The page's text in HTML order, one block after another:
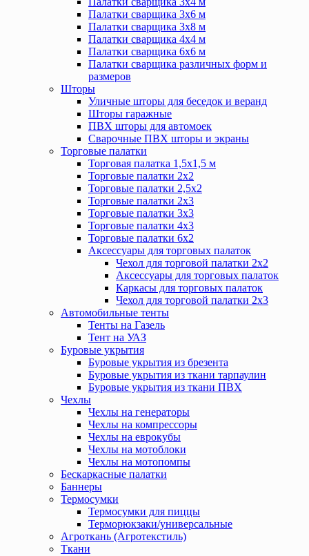
Палатки сварщика 3х6 м
Палатки сварщика 3х8 м
Палатки сварщика 4х4 м
Палатки сварщика 6х6 м
Палатки сварщика различных форм и
размеров
Шторы
Уличные шторы для беседок и веранд
Шторы гаражные
ПВХ шторы для автомоек
Сварочные ПВХ шторы и экраны
Торговые палатки
Торговая палатка 1,5х1,5 м
Торговые палатки 2х2
Торговые палатки 2,5х2
Торговые палатки 2х3
Торговые палатки 3х3
Торговые палатки 4х3
Торговые палатки 6х2
Аксессуары для торговых палаток
Чехол для торговой палатки 2х2
Аксессуары для торговых палаток
Каркасы для торговых палаток
Чехол для торговой палатки 2х3
Автомобильные тенты
Тенты на Газель
Тент на УАЗ
Буровые укрытия
Буровые укрытия из брезента
Буровые укрытия из ткани тарпаулин
Буровые укрытия из ткани ПВХ
Чехлы
Чехлы на генераторы
Чехлы на компрессоры
Чехлы на еврокубы
Чехлы на мотоблоки
Чехлы на мотопомпы
Бескаркасные палатки
Баннеры
Термосумки
Термосумки для пиццы
Терморюкзаки/универсальные
Агроткань (Агротекстиль)
Ткани